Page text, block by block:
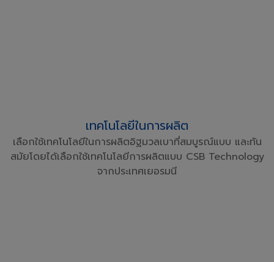
เทคโนโลยีในการผลิต
เลือกใช้เทคโนโลยีในการผลิตอิฐมวลเบาที่สมบูรณ์แบบ และทัน
สมัยโดยได้เลือกใช้เทคโนโลยีการผลิตแบบ CSB Technology
จากประเทศเยอรมนี